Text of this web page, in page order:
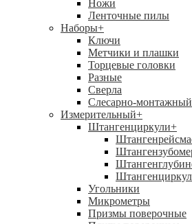
Ножи
Ленточные пилы
Наборы+
Ключи
Метчики и плашки
Торцевые головки
Разные
Сверла
Слесарно-монтажный
Измерительный+
Штангенциркули+
Угольники
Микрометры
Призмы поверочные